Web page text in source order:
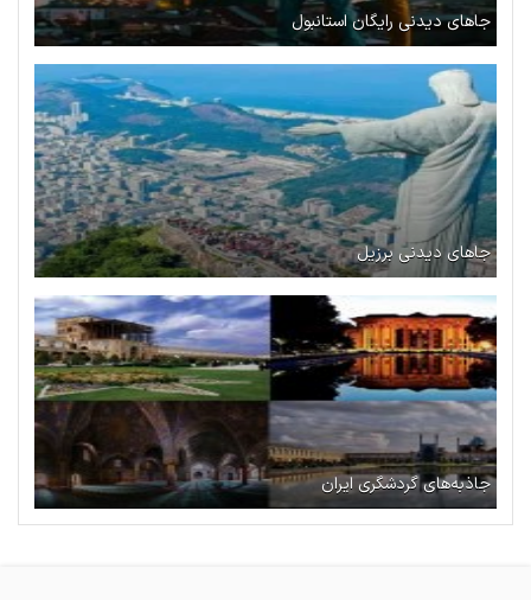
جاهای دیدنی رایگان استانبول
جاهای دیدنی برزیل
جاذبه‌های گردشگری ایران